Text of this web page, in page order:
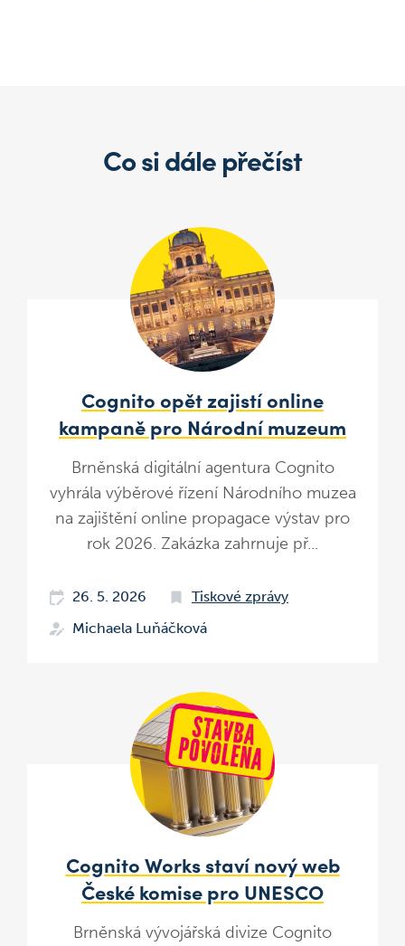
Co si dále přečíst
Cognito opět zajistí online
kampaně pro Národní muzeum
Brněnská digitální agentura Cognito
vyhrála výběrové řízení Národního muzea
na zajištění online propagace výstav pro
rok 2026. Zakázka zahrnuje př...
26. 5. 2026
Tiskové zprávy
Michaela Luňáčková
Cognito Works staví nový web
České komise pro UNESCO
Brněnská vývojářská divize Cognito